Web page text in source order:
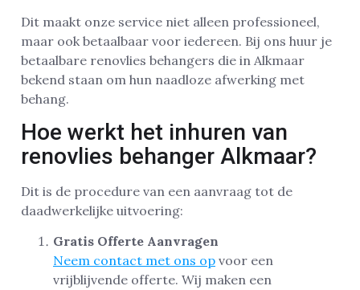
Dit maakt onze service niet alleen professioneel,
maar ook betaalbaar voor iedereen. Bij ons huur je
betaalbare renovlies behangers die in Alkmaar
bekend staan om hun naadloze afwerking met
behang.
Hoe werkt het inhuren van
renovlies behanger Alkmaar?
Dit is de procedure van een aanvraag tot de
daadwerkelijke uitvoering:
Gratis Offerte Aanvragen
Neem contact met ons op voor een
vrijblijvende offerte. Wij maken een